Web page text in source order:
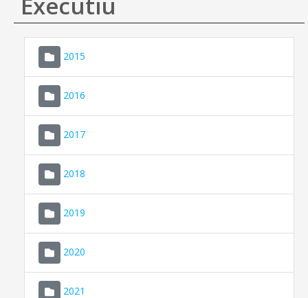
Ajuda
2015
2016
2017
2018
2019
2020
2021